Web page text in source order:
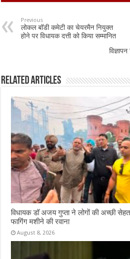
b
o
sA
p
l
Previous
लोकल बॉडी कमेटी का चेयरमैन नियुक्त
होने पर विधायक दत्ती को किया सम्मानित
Related Articles
विधायक डॉ अजय गुप्ता ने लोगों की अच्छी
फागिंग मशीने की रवाना
August 8, 2026